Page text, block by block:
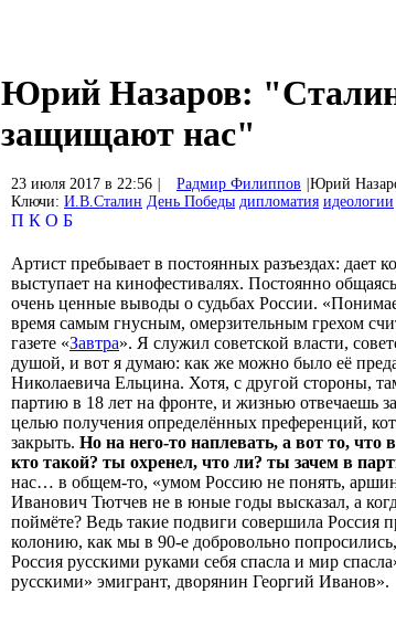
Юрий Назаров: "Сталин
защищают нас"
23 июля 2017 в 22:56 Радмир Филиппов Юрий
Ключи: И.В.Сталин День Победы дипломатия идеологии
П К О Б
Артист пребывает в постоянных разъездах: дает
выступает на кинофестивалях. Постоянно
очень ценные выводы о судьбах России.
время самым гнусным, омерзительным грехом
газете «Завтра». Я служил советской власти,
душой, и вот я думаю: как же можно было её
Николаевича Ельцина. Хотя, с другой стороны,
партию в 18 лет на фронте, и жизнью отвечаешь
целью получения определённых преференций,
закрыть. Но на него-то наплевать, а вот то, что
кто такой? ты охренел, что ли? ты зачем в
нас… в общем-то, «умом Россию не понять,
Иванович Тютчев не в юные годы высказал, а
поймёте? Ведь такие подвиги совершила Россия
колонию, как мы в 90-е добровольно
Россия русскими руками себя спасла и мир
русскими» эмигрант, дворянин Георгий Иванов».